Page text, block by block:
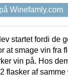
Winefamly.com
startet fordi de
at smage vin fra
vin på. Hos
flasker af